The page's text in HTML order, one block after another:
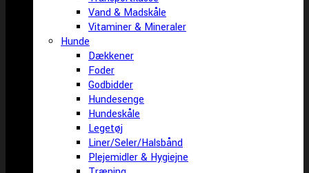
Vand & Madskåle
Vitaminer & Mineraler
Hunde
Dækkener
Foder
Godbidder
Hundesenge
Hundeskåle
Legetøj
Liner/Seler/Halsbånd
Plejemidler & Hygiejne